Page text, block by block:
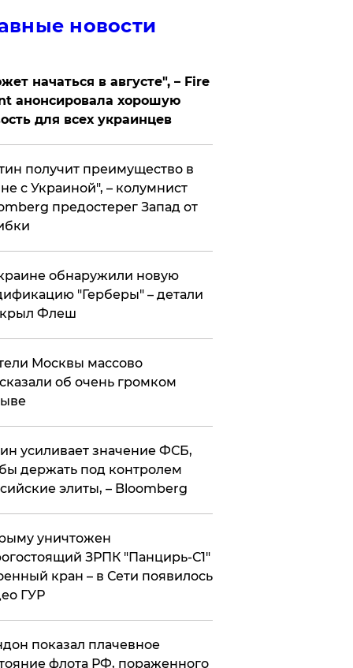
новости
начаться в августе", – Fire
анонсировала хорошую
для всех украинцев
получит преимущество в
с Украиной", – колумнист
предостерег Запад от
обнаружили новую
"Герберы" – детали
Флеш
Москвы массово
об очень громком
усиливает значение ФСБ,
держать под контролем
элиты, – Bloomberg
уничтожен
ЗРПК "Панцирь-С1"
кран – в Сети появилось
ГУР
показал плачевное
флота РФ, пораженного